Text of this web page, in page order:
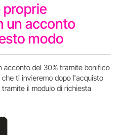
proprie
un acconto
modo
acconto del 30% tramite bonifico
ti invieremo dopo l'acquisto
il modulo di richiesta